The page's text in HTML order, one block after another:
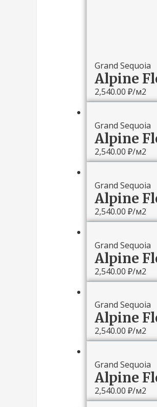
Grand Sequoia
Alpine
2,540.00 ₽/м2
Grand Sequoia
Alpine
2,540.00 ₽/м2
Grand Sequoia
Alpine
2,540.00 ₽/м2
Grand Sequoia
Alpine
2,540.00 ₽/м2
Grand Sequoia
Alpine
2,540.00 ₽/м2
Grand Sequoia
Alpine
2,540.00 ₽/м2